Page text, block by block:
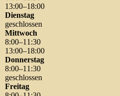
13:00–18:00
Dienstag
geschlossen
Mittwoch
8:00–11 :30
13:00–18:00
Donnerstag
8:00–11 :30
geschlossen
Freitag